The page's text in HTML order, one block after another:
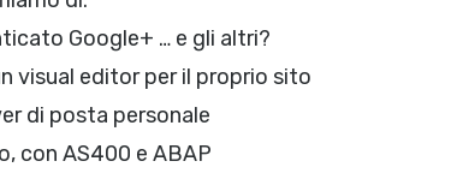
Google+ … e gli altri?
visual editor per il proprio sito
di posta personale
con AS400 e ABAP